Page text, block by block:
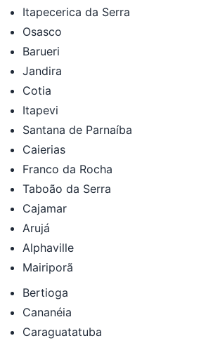
Itapecerica da Serra
Osasco
Barueri
Jandira
Cotia
Itapevi
Santana de Parnaíba
Caierias
Franco da Rocha
Taboão da Serra
Cajamar
Arujá
Alphaville
Mairiporã
Bertioga
Cananéia
Caraguatatuba